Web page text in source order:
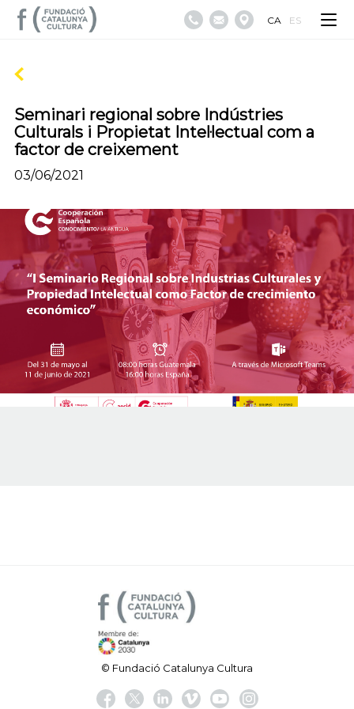
CA ES
Seminari regional sobre Indústries
Culturals i Propietat Intel·lectual com a
factor de creixement
03/06/2021
© Fundació Catalunya Cultura